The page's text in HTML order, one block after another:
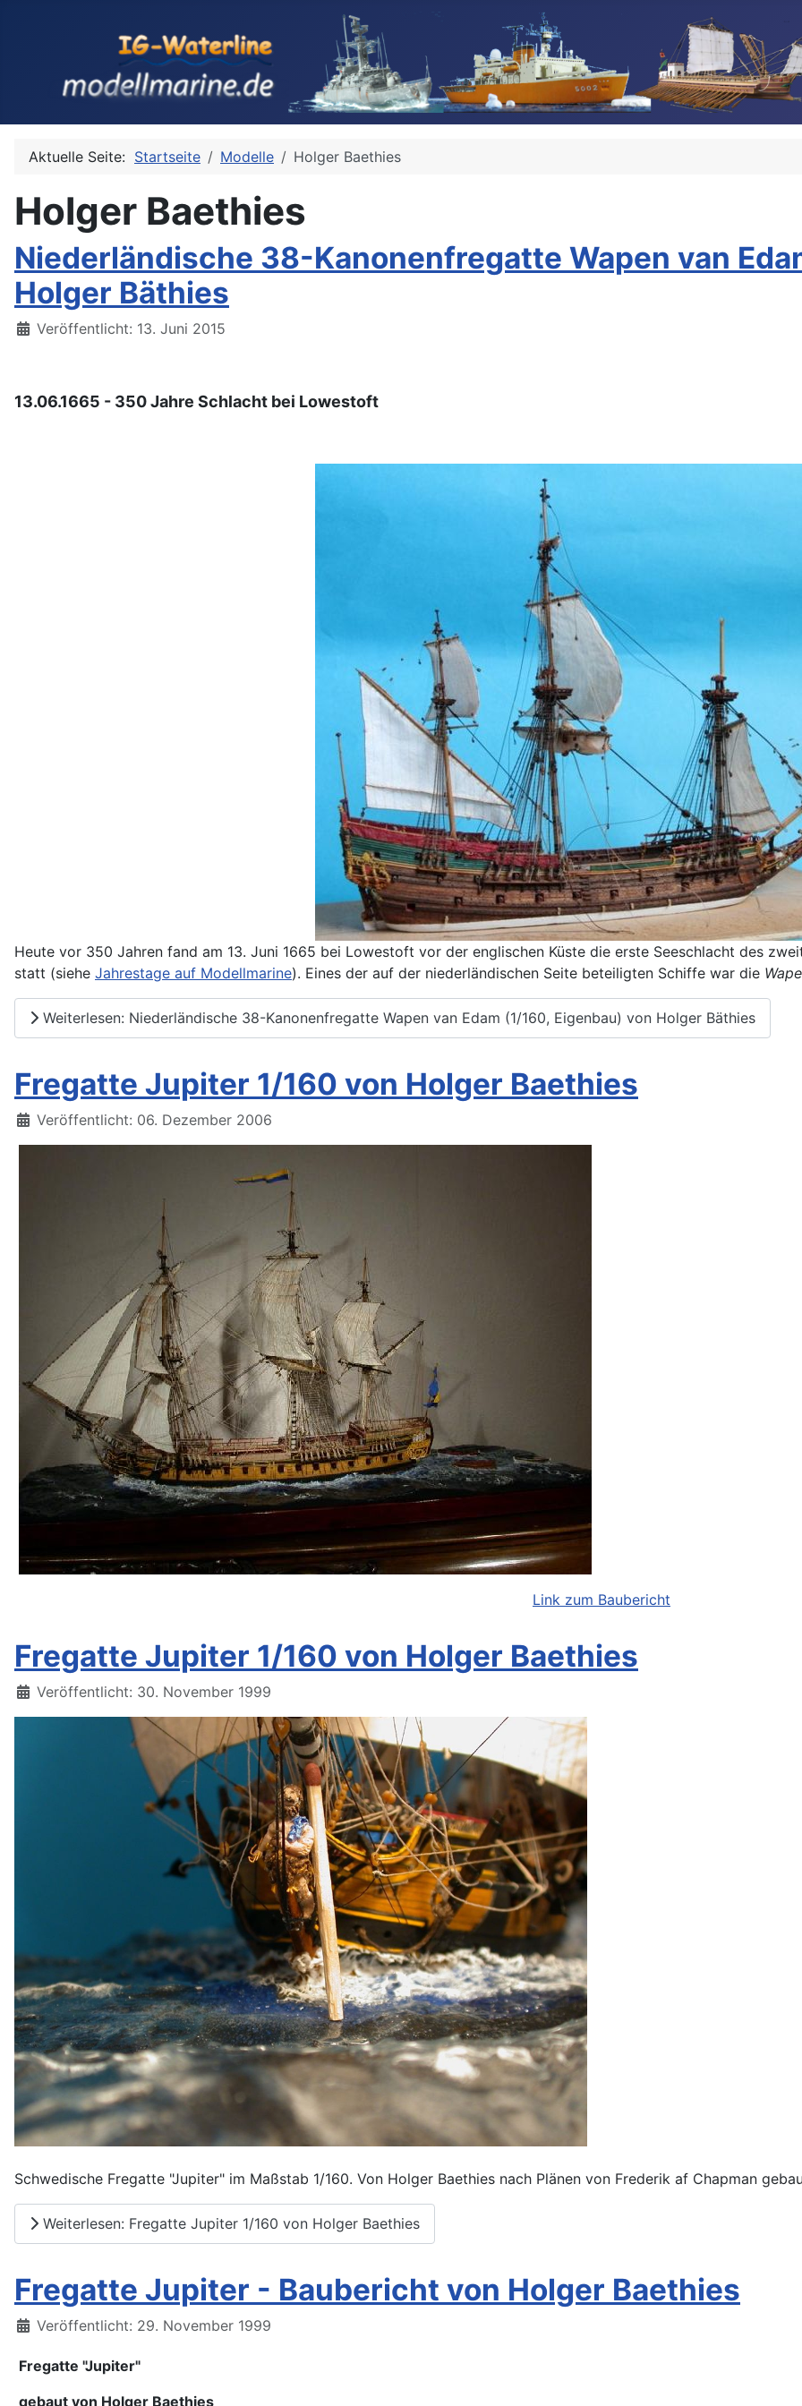
Aktuelle Seite: Startseite Modelle Holger Baethies
Holger Baethies
Niederländische 38-Kanonenfregatte Wapen van
Holger Bäthies
Details
Veröffentlicht: 13. Juni 2015
13.06.1665 - 350 Jahre Schlacht bei Lowestoft
Heute vor 350 Jahren fand am 13. Juni 1665 bei Lowestoft vor der englischen Küste die erste Seeschlacht des
statt (siehe Jahrestage auf Modellmarine). Eines der auf der niederländischen Seite beteiligten Schiffe war die
Weiterlesen: Niederländische 38-Kanonenfregatte Wapen van Edam (1/160, Eigenbau) von Holger Bäthies
Fregatte Jupiter 1/160 von Holger Baethies
Details
Veröffentlicht: 06. Dezember 2006
Link zum Baubericht
Fregatte Jupiter 1/160 von Holger Baethies
Details
Veröffentlicht: 30. November 1999
Schwedische Fregatte "Jupiter" im Maßstab 1/160. Von Holger Baethies nach Plänen von Frederik af Chapman
Weiterlesen: Fregatte Jupiter 1/160 von Holger Baethies
Fregatte Jupiter - Baubericht von Holger Baethies
Details
Veröffentlicht: 29. November 1999
Fregatte "Jupiter"
gebaut von Holger Baethies